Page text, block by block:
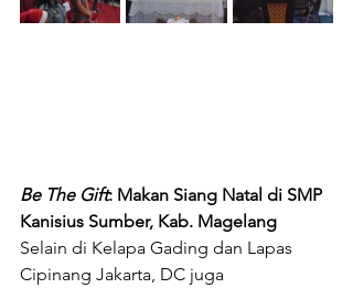
Be The Gift: Makan Siang Natal di SMP
Kanisius Sumber, Kab. Magelang
Selain di Kelapa Gading dan Lapas
Cipinang Jakarta, DC juga